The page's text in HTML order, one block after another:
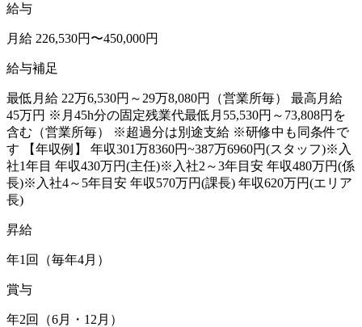
給与
月給 226,530円〜450,000円
給与補足
最低月給 22万6,530円～29万8,080円（営業所毎） 最高月給
45万円 ※月45h分の固定残業代最低月55,530円～73,808円を
含む（営業所毎） ※超過分は別途支給 ※研修中も同条件で
す 【年収例】 年収301万8360円~387万6960円(スタッフ)※入
社1年目 年収430万円(主任)※入社2～3年目安 年収480万円(係
長)※入社4～5年目安 年収570万円(課長) 年収620万円(エリア
長)
昇給
年1回（毎年4月）
賞与
年2回（6月・12月）